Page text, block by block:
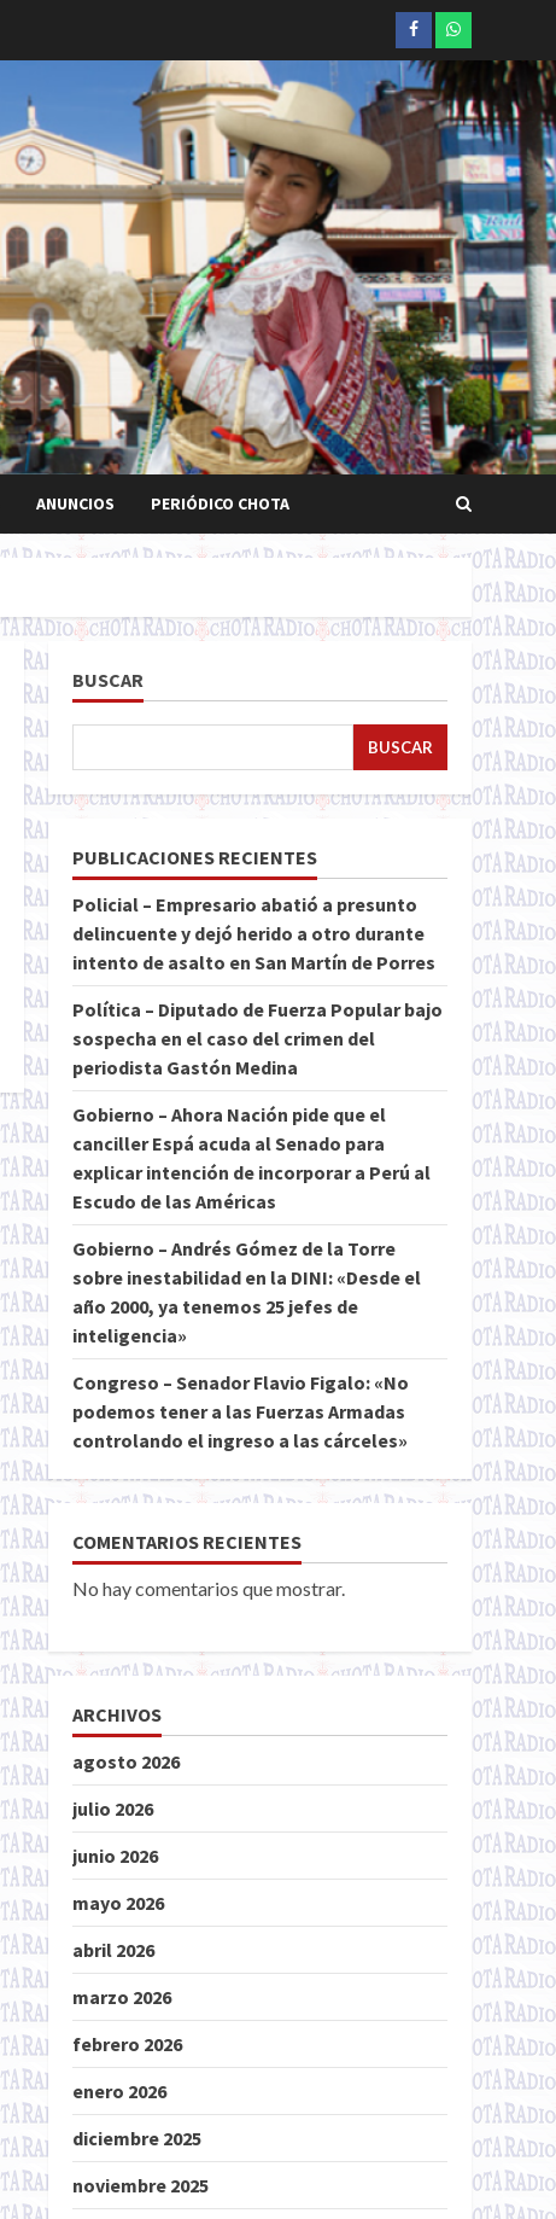
Facebookwhatsapp
ANUNCIOS PERIÓDICO CHOTA
BUSCAR
BUSCAR
PUBLICACIONES RECIENTES
Policial – Empresario abatió a presunto
delincuente y dejó herido a otro durante
intento de asalto en San Martín de Porres
Política – Diputado de Fuerza Popular bajo
sospecha en el caso del crimen del
periodista Gastón Medina
Gobierno – Ahora Nación pide que el
canciller Espá acuda al Senado para
explicar intención de incorporar a Perú al
Escudo de las Américas
Gobierno – Andrés Gómez de la Torre
sobre inestabilidad en la DINI: «Desde el
año 2000, ya tenemos 25 jefes de
inteligencia»
Congreso – Senador Flavio Figalo: «No
podemos tener a las Fuerzas Armadas
controlando el ingreso a las cárceles»
COMENTARIOS RECIENTES
No hay comentarios que mostrar.
ARCHIVOS
agosto 2026
julio 2026
junio 2026
mayo 2026
abril 2026
marzo 2026
febrero 2026
enero 2026
diciembre 2025
noviembre 2025